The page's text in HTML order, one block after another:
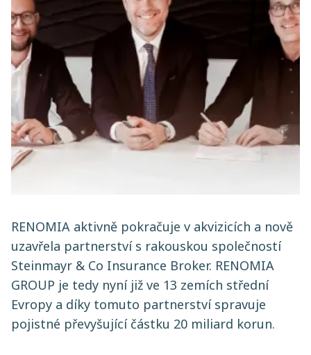
RENOMIA aktivně pokračuje v akvizicích a nově
uzavřela partnerství s rakouskou společností
Steinmayr & Co Insurance Broker. RENOMIA
GROUP je tedy nyní již ve 13 zemích střední
Evropy a díky tomuto partnerství spravuje
pojistné převyšující částku 20 miliard korun.